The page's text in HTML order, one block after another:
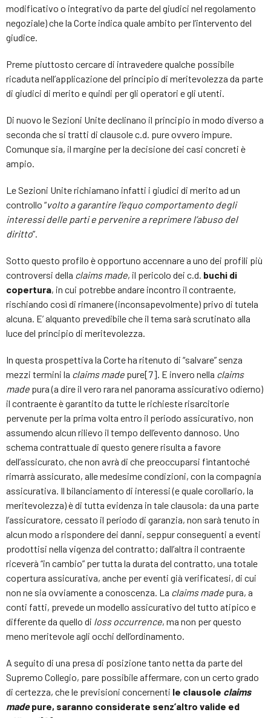
modificativo o integrativo da parte del giudici nel regolamento
negoziale) che la Corte indica quale ambito per l’intervento del
giudice.
Preme piuttosto cercare di intravedere qualche possibile
ricaduta nell’applicazione del principio di meritevolezza da parte
di giudici di merito e quindi per gli operatori e gli utenti.
Di nuovo le Sezioni Unite declinano il principio in modo diverso a
seconda che si tratti di clausole c.d. pure ovvero impure.
Comunque sia, il margine per la decisione dei casi concreti è
ampio.
Le Sezioni Unite richiamano infatti i giudici di merito ad un
controllo “volto a garantire l’equo comportamento degli
interessi delle parti e pervenire a reprimere l’abuso del
diritto”.
Sotto questo profilo è opportuno accennare a uno dei profili più
controversi della claims made, il pericolo dei c.d. buchi di
copertura, in cui potrebbe andare incontro il contraente,
rischiando così di rimanere (inconsapevolmente) privo di tutela
alcuna. E’ alquanto prevedibile che il tema sarà scrutinato alla
luce del principio di meritevolezza.
In questa prospettiva la Corte ha ritenuto di “salvare” senza
mezzi termini la claims made pure[7]. E invero nella claims
made pura (a dire il vero rara nel panorama assicurativo odierno)
il contraente è garantito da tutte le richieste risarcitorie
pervenute per la prima volta entro il periodo assicurativo, non
assumendo alcun rilievo il tempo dell’evento dannoso. Uno
schema contrattuale di questo genere risulta a favore
dell’assicurato, che non avrà di che preoccuparsi fintantoché
rimarrà assicurato, alle medesime condizioni, con la compagnia
assicurativa. Il bilanciamento di interessi (e quale corollario, la
meritevolezza) è di tutta evidenza in tale clausola: da una parte
l’assicuratore, cessato il periodo di garanzia, non sarà tenuto in
alcun modo a rispondere dei danni, seppur conseguenti a eventi
prodottisi nella vigenza del contratto; dall’altra il contraente
riceverà “in cambio” per tutta la durata del contratto, una totale
copertura assicurativa, anche per eventi già verificatesi, di cui
non ne sia ovviamente a conoscenza. La claims made pura, a
conti fatti, prevede un modello assicurativo del tutto atipico e
differente da quello di loss occurrence, ma non per questo
meno meritevole agli occhi dell’ordinamento.
A seguito di una presa di posizione tanto netta da parte del
Supremo Collegio, pare possibile affermare, con un certo grado
di certezza, che le previsioni concernenti le clausole claims
madepure, saranno considerate senz’altro valide ed